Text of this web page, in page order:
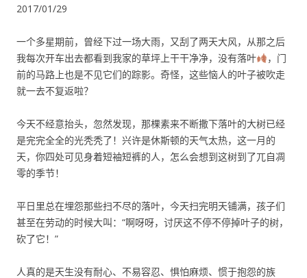
2017/01/29
一个多星期前，曾经下过一场大雨，又刮了两天大风，从那之后
我每次开车出去都看到我家的草坪上干干净净，没有落叶
，门
前的马路上也是不见它们的踪影。奇怪，这些恼人的叶子被吹走
就一去不复返啦？
今天不经意抬头，忽然发现，那棵素来不断撒下落叶的大树已经
是完完全全的光秃秃了！兴许是休斯顿的天气太热，这一月的
天，你四处可见身着短袖短裤的人，怎么会想到这树到了兀自凋
零的季节！
平日里总在埋怨那些扫不尽的落叶，今天扫完明天铺满，孩子们
甚至在劳动的时候大叫：“啊呀呀，讨厌这不停不停掉叶子的树，
砍了它！”
人真的是天生没有耐心、不易容忍、惧怕麻烦、惯于抱怨的族